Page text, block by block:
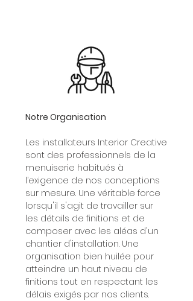
Notre Organisation
Les installateurs Interior Creative
sont des professionnels de la
menuiserie habitués à
l’exigence de nos conceptions
sur mesure. Une véritable force
lorsqu'il s'agit de travailler sur
les détails de finitions et de
composer avec les aléas d'un
chantier d'installation. Une
organisation bien huilée pour
atteindre un haut niveau de
finitions tout en respectant les
délais exigés par nos clients.